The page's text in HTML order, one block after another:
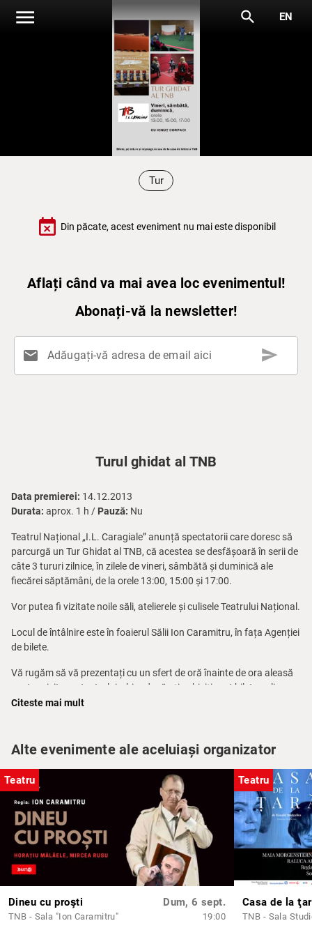
menu search EN
Tur
event_busy Din păcate, acest eveniment nu mai este disponibil
Aflați când va mai avea loc evenimentul!
Abonați-vă la newsletter!
mail Adăugați-vă adresa de email aici send
Turul ghidat al TNB
Data premierei: 14.12.2013
Durata: aprox. 1 h / Pauză: Nu
Teatrul Național „I.L. Caragiale” anunță spectatorii care doresc să
parcurgă un Tur Ghidat al TNB, că acestea se desfășoară în serii de
câte 3 tururi zilnice, în zilele de vineri, sâmbătă și duminică ale
fiecărei săptămâni, de la orele 13:00, 15:00 și 17:00.
Vor putea fi vizitate noile săli, atelierele și culisele Teatrului Național.
Locul de întâlnire este în foaierul Sălii Ion Caramitru, în fața Agenției
de bilete.
Vă rugăm să vă prezentați cu un sfert de oră înainte de ora aleasă
pentru vizitarea teatrului, chiar dacă ați achiziționat bilete online.
Pe baza unei solicitări telefonice prealabile între orele 10.00 – 14.00
la nr. 0744 633 188 (dl. Ionuț Corpaci) poate fi programat un tur
ghidat în limba engleză.
Citeste mai mult
Alte evenimente ale aceluiași organizator
Teatru
Dineu cu proşti
TNB - Sala "Ion Caramitru"
Dum, 6 sept.
19:00
Teatru
Casa de la
TNB - Sala